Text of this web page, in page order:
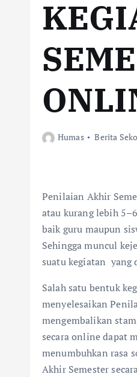
Humas Berita
Penilaian Akhir
atau kurang lebih
baik guru maupun
Sehingga muncul
suatu kegiatan yang
Salah satu bentuk
menyelesaikan
mengembalikan
secara online dapat
menumbuhkan rasa
Akhir Semester